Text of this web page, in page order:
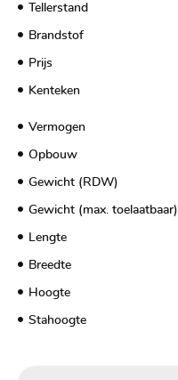
Tellerstand
Brandstof
Prijs
Kenteken
Vermogen
Opbouw
Gewicht (RDW)
Gewicht (max. toelaatbaar)
Lengte
Breedte
Hoogte
Stahoogte